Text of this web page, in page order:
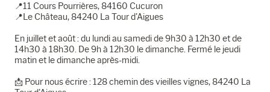
📍11 Cours Pourrières, 84160 Cucuron
📍Le Château, 84240 La Tour d'Aigues
En juillet et août : du lundi au samedi de 9h30 à 12h30 et de
14h30 à 18h30. De 9h à 12h30 le dimanche. Fermé le jeudi
matin et le dimanche après-midi.
📩​ Pour nous écrire : 128 chemin des vieilles vignes, 84240 La